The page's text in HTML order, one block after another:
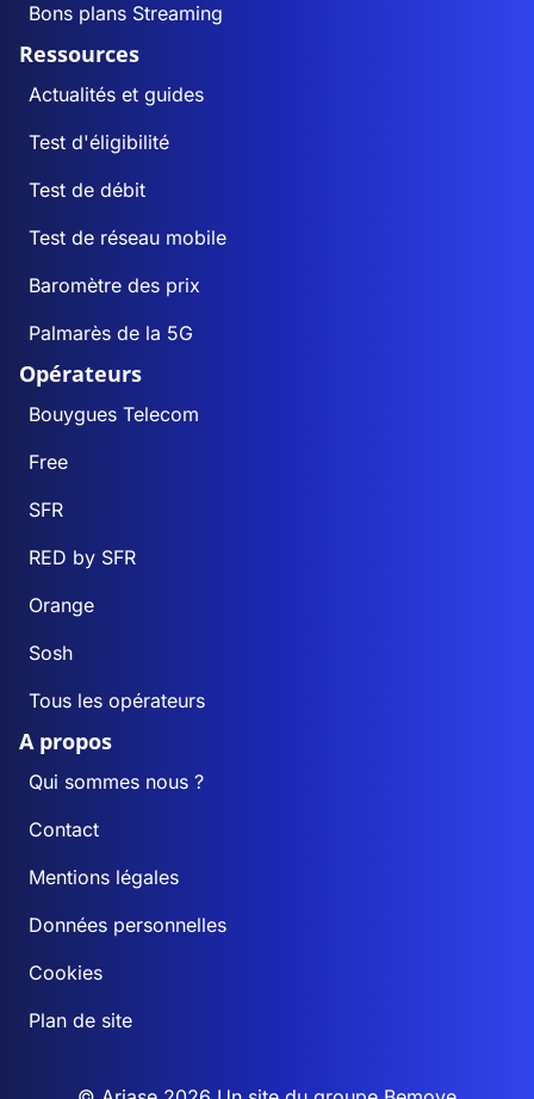
Bons plans Streaming
Ressources
Actualités et guides
Test d'éligibilité
Test de débit
Test de réseau mobile
Baromètre des prix
Palmarès de la 5G
Opérateurs
Bouygues Telecom
Free
SFR
RED by SFR
Orange
Sosh
Tous les opérateurs
A propos
Qui sommes nous ?
Contact
Mentions légales
Données personnelles
Cookies
Plan de site